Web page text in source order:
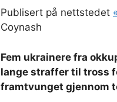
Publisert på nettstedet
Coynash
Fem ukrainere fra
lange straffer til tross
framtvunget gjennom